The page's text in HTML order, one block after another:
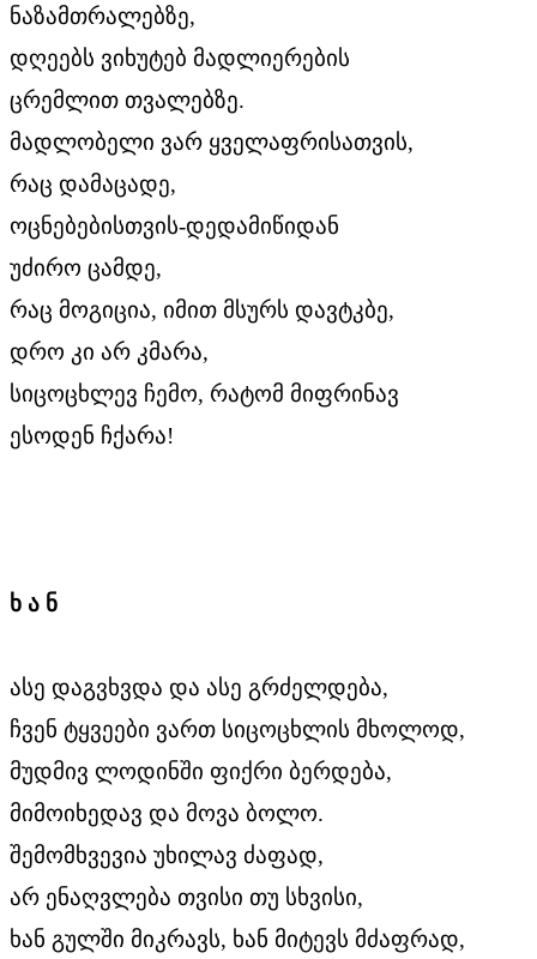
ნაზამთრალებზე,
დღეებს ვიხუტებ მადლიერების
ცრემლით თვალებზე.
მადლობელი ვარ ყველაფრისათვის,
რაც დამაცადე,
ოცნებებისთვის-დედამიწიდან
უძირო ცამდე,
რაც მოგიცია, იმით მსურს დავტკბე,
დრო კი არ კმარა,
სიცოცხლევ ჩემო, რატომ მიფრინავ
ესოდენ ჩქარა!
ხ ა ნ
ასე დაგვხვდა და ასე გრძელდება,
ჩვენ ტყვეები ვართ სიცოცხლის მხოლოდ,
მუდმივ ლოდინში ფიქრი ბერდება,
მიმოიხედავ და მოვა ბოლო.
შემომხვევია უხილავ ძაფად,
არ ენაღვლება თვისი თუ სხვისი,
ხან გულში მიკრავს, ხან მიტევს მძაფრად,